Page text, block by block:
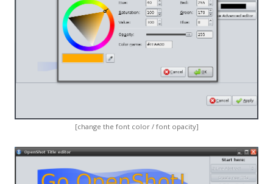
[change the font color / font opacity]